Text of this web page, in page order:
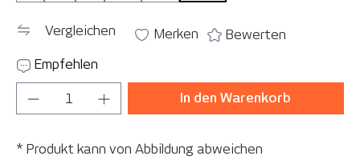
Vergleichen Merken
Bewerten
Empfehlen
Produkt Anzahl: Gib den gewünschten
In den Warenkorb
* Produkt kann von Abbildung abweichen